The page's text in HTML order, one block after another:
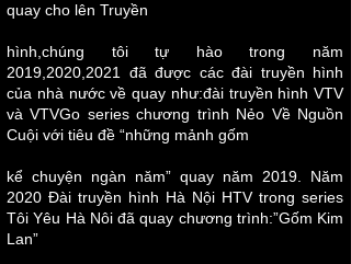
quay cho lên Truyền
hình,chúng tôi tự hào trong năm
2019,2020,2021 đã được các đài truyền hình
của nhà nước về quay như:đài truyền hình VTV
và VTVGo series chương trình Nẻo Về Nguồn
Cuội với tiêu đề “những mảnh gốm
kể chuyện ngàn năm” quay năm 2019. Năm
2020 Đài truyền hình Hà Nội HTV trong series
Tôi Yêu Hà Nôi đã quay chương trình:”Gốm Kim
Lan”